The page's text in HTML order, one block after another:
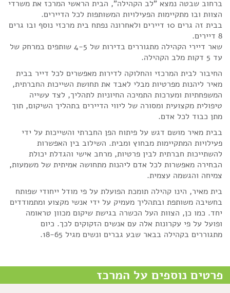
ברחוב שבטה נמצא "לב הקהילה", הבית הראשי המרכז את משרדי
הצוות ובו מתקיימות הפעילויות המשותפות לכל הדיירים.
בבית זה גרים 10 דיירים ולאחרונה נפתח בית מרכזי נוסף ובו גרים
8 דיירים.
שאר דיירי הקהילה מתגוררים בדירות של 4-5 שותפים במרחק של
עד 5 דקות מלב הקהילה.
החיבור לבית המרכזי והחלוקה לדירות מאפשרים לכל דייר בבית
מאיר ליהנות מפרטיות מבלי לאבד את תחושת השייכות החברתית,
המשפחתיות ומערכות התמיכה החיוניות לתהליך, לצד עשייה
טיפולית מקצועית ומסורה של ליווי הדיירים בתהליך השיקום, תוך
מתן כבוד לכל אדם.
בבית מאיר מושם דגש על פיתוח הפן החברתי והשייכות על ידי
פעילויות המתקיימות מבחוץ ומבית. השילוב בין האפשרות
להשתייכות חברתית לבין פרטיות, מרחב אישי והגדלת יכולת
הבחירה מאפשרות לכל אדם ליהנות מתחושה אמיתית של משמעות,
צמיחה והגשמה עצמית.
בית מאיר, הינו קהילה תומכת הפועלת על פי מודל ייחודי שפותח
בחשיבה משותפת ובתהליך מעמיק על ידי אנשי מקצוע ומתמודדים
יחד. כמו כן, הצוות העל הכשרה בגישת שיקום מכוון טראומה
ופועל על פי עקרונות אלה עם אנשים הזקוקים לכך. כיום
מתגוררים בקהילה בבאר שבע גברים ונשים מגיל 18-65.
פרטים נוספים על המרכז